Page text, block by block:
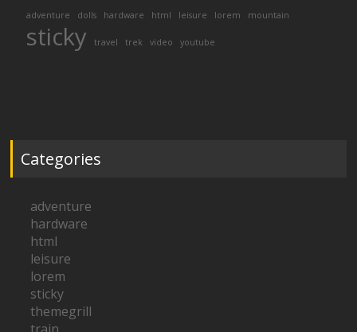
adventure dolls hardware html leisure lorem mountain
sticky travel trek video youtube
Categories
adventure
hardware
html
leisure
lorem
sticky
themegrill